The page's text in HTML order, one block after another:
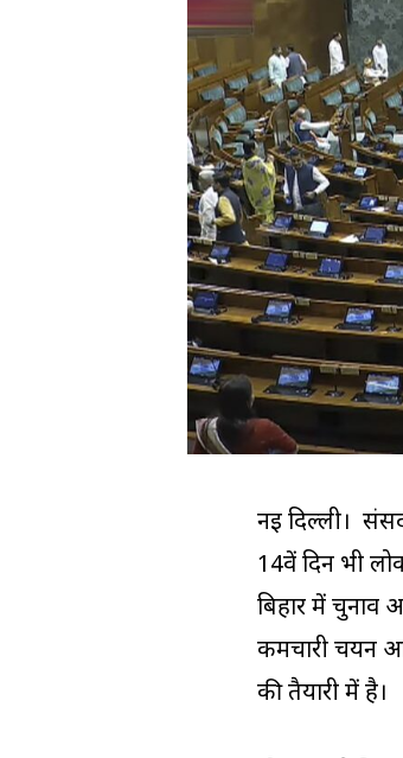
नई दिल्ली।
14वें दिन भी
बिहार में चुनाव
कर्मचारी चयन
की तैयारी में है।